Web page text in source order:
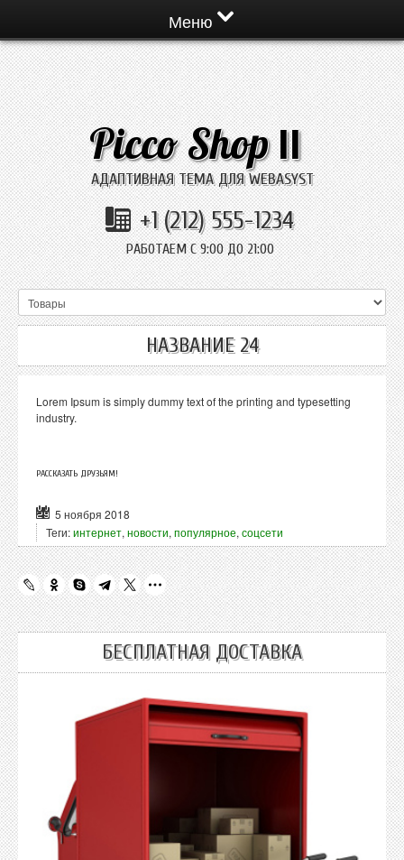
Меню
Picco ShopII
АДАПТИВНАЯ ТЕМА ДЛЯ WEBASYST
+1 (212) 555-1234
РАБОТАЕМ С 9:00 ДО 21:00
НАЗВАНИЕ 24
Lorem Ipsum is simply dummy text of the printing and typesetting
industry.
РАССКАЗАТЬ ДРУЗЬЯМ!
5 ноября 2018
Теги:интернет, новости, популярное, соцсети
БЕСПЛАТНАЯ ДОСТАВКА